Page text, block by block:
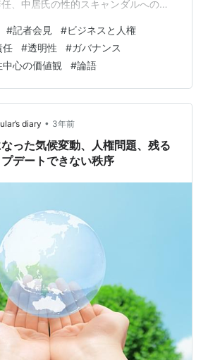
、中居氏の性的スキャンダルへの対
フジテレビはバラエティー番組やドラ
道番組「Live News イット！」で会
さまず中継していました。異常事態と
。 会見の冒頭、嘉納会長は、「人権
ケアができなかった。女性に心から
#記者会見 #ビジネスと人権
任 #透明性 #ガバナンス
中心の価値観 #論語
diary • 3年前
った気候変動、人権問題、残る
デートできない秩序